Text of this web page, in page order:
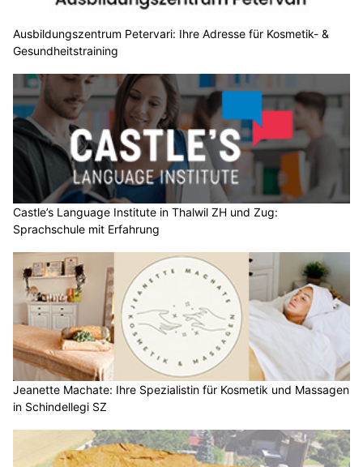
Ausbildungszentrum Petervari: Ihre Adresse für Kosmetik- &
Gesundheitstraining
Castle’s Language Institute in Thalwil ZH und Zug:
Sprachschule mit Erfahrung
Jeanette Machate: Ihre Spezialistin für Kosmetik und Massagen
in Schindellegi SZ